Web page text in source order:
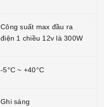
Công suất max đầu ra
điện 1 chiều 12v là 300W
-5°C ~ +40°C
Ghi sáng